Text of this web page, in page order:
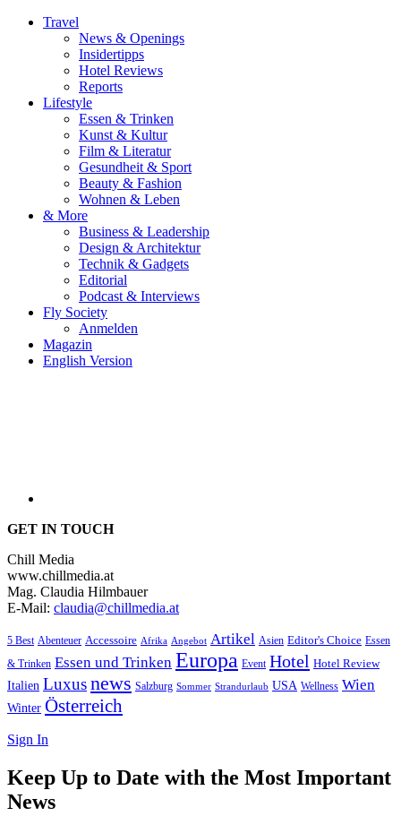
Travel
News & Openings
Insidertipps
Hotel Reviews
Reports
Lifestyle
Essen & Trinken
Kunst & Kultur
Film & Literatur
Gesundheit & Sport
Beauty & Fashion
Wohnen & Leben
& More
Business & Leadership
Design & Architektur
Technik & Gadgets
Editorial
Podcast & Interviews
Fly Society
Anmelden
Magazin
English Version
GET IN TOUCH
Chill Media
www.chillmedia.at
Mag. Claudia Hilmbauer
E-Mail: claudia@chillmedia.at
5 Best Abenteuer Accessoire Afrika Angebot Artikel Asien Editor's Choice Essen
& Trinken Essen und Trinken Europa Event Hotel Hotel Review
Italien Luxusnews Salzburg Sommer Strandurlaub USA Wellness Wien
Winter Österreich
Sign In
Keep Up to Date with the Most Important
News